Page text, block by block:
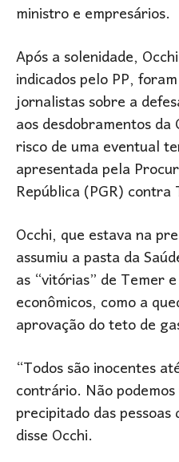
ministro e empresários.
Após a solenidade,
indicados pelo PP,
jornalistas sobre a
aos desdobramentos
risco de uma eventual
apresentada pela
República (PGR)
Occhi, que estava na
assumiu a pasta da
as “vitórias” de Temer
econômicos, como a
aprovação do teto de
“Todos são inocentes
contrário. Não
precipitado das
disse Occhi.